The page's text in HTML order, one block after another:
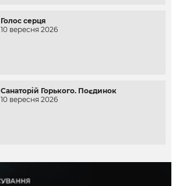
Голос серця
10 вересня 2026
Санаторій Горького. Поєдинок
10 вересня 2026